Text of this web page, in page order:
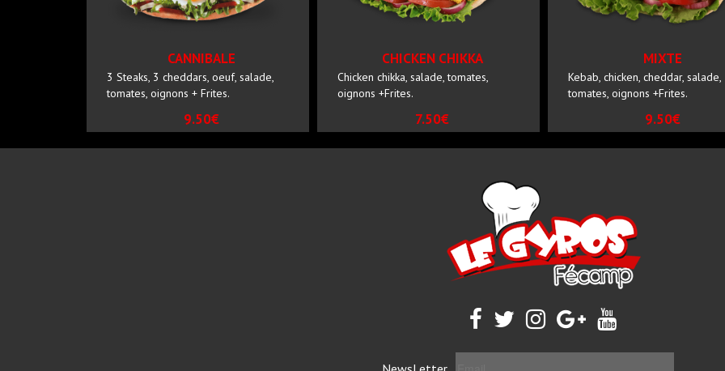
CANNIBALE
3 Steaks, 3 cheddars, oeuf, salade,
tomates, oignons + Frites.
9.50€
CHICKEN CHIKKA
Chicken chikka, salade, tomates,
oignons +Frites.
7.50€
MIXTE
Kebab, chicken, cheddar, salade,
tomates, oignons +Frites.
9.50€